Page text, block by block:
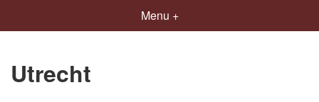
Menu +
Utrecht